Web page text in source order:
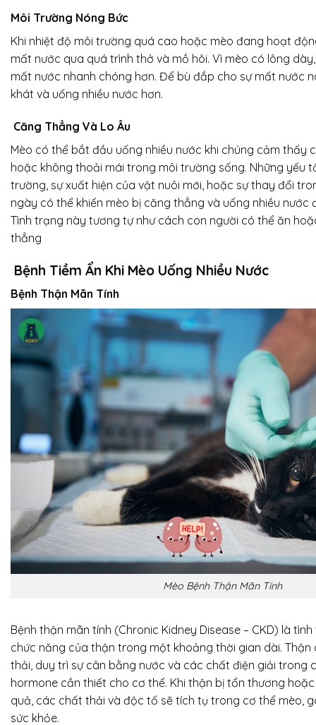
Môi Trường Nóng Bức
Khi nhiệt độ môi trường quá cao hoặc mèo đang hoạt
mất nước qua quá trình thở và mồ hôi. Vì mèo có lông
mất nước nhanh chóng hơn. Để bù đắp cho sự mất nước
khát và uống nhiều nước hơn.
Căng Thẳng Và Lo Âu
Mèo có thể bắt đầu uống nhiều nước khi chúng cảm thấy
hoặc không thoải mái trong môi trường sống. Những yếu
trường, sự xuất hiện của vật nuôi mới, hoặc sự thay đổi
ngày có thể khiến mèo bị căng thẳng và uống nhiều nước
Tình trạng này tương tự như cách con người có thể ăn
thẳng
Bệnh Tiềm Ẩn Khi Mèo Uống Nhiều Nước
Bệnh Thận Mãn Tính
Mèo Bệnh Thận Mãn Tính
Bệnh thận mãn tính (Chronic Kidney Disease – CKD) là
chức năng của thận trong một khoảng thời gian dài. Thận
thải, duy trì sự cân bằng nước và các chất điện giải trong
hormone cần thiết cho cơ thể. Khi thận bị tổn thương
quả, các chất thải và độc tố sẽ tích tụ trong cơ thể mèo,
sức khỏe.